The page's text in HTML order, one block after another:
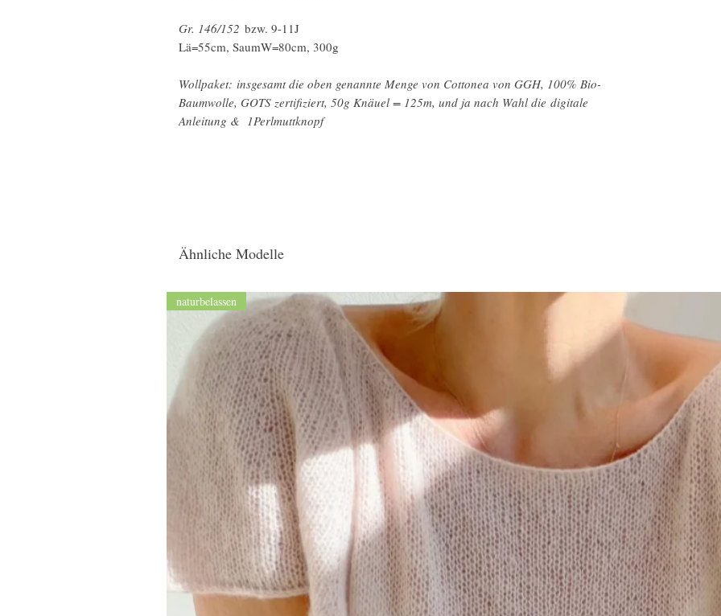
Gr. 146/152 bzw. 9-11J
Lä=55cm, SaumW=80cm, 300g
Wollpaket: insgesamt die oben genannte Menge von Cottonea von GGH, 100% Bio-
Baumwolle, GOTS zertifiziert, 50g Knäuel = 125m, und ja nach Wahl die digitale
Anleitung & 1Perlmuttknopf
Ähnliche Modelle
naturbelassen